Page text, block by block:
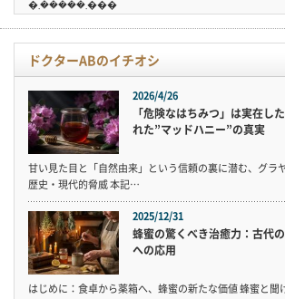
�܂�����܂���
ドクターABのイチオシ
2026/4/26
「危険なはちみつ」は実在し
れた”マッドハニー”の真実
甘い見た目と「自然由来」という信頼の裏に潜む、グラ
歴史・現代的脅威 本記…
2025/12/31
蜂蜜の驚くべき治癒力：古代
への応用
はじめに：食卓から薬箱へ、蜂蜜の新たな価値 蜂蜜と聞